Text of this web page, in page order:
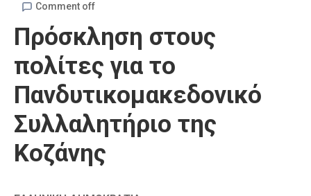
Comment off
Πρόσκληση στους
πολίτες για το
Πανδυτικομακεδονικό
Συλλαλητήριο της
Κοζάνης